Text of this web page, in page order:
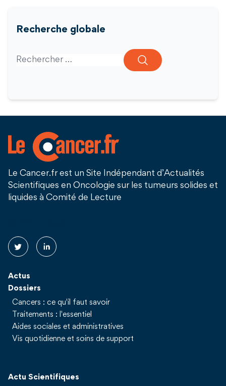
Recherche globale
Search for:
Le Cancer.fr est un Site Indépendant d’Actualités
Scientifiques en Oncologie sur les tumeurs solides et
liquides à Comité de Lecture
Actus
Dossiers
Cancers : ce qu'il faut savoir
Traitements : l'essentiel
Aides sociales et administratives
Vis quotidienne et soins de support
Actu Scientifiques